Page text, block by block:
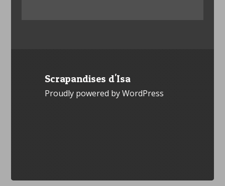
Scrapandises d'Isa
Proudly powered by WordPress